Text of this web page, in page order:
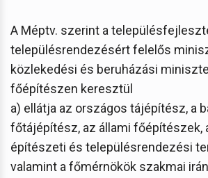
A Méptv. szerint a
településrendezésért felelős
közlekedési és beruházási
főépítészen keresztül
a) ellátja az országos tájépítész, a
főtájépítész, az állami főépítészek,
építészeti és településrendezési
valamint a főmérnökök szakmai